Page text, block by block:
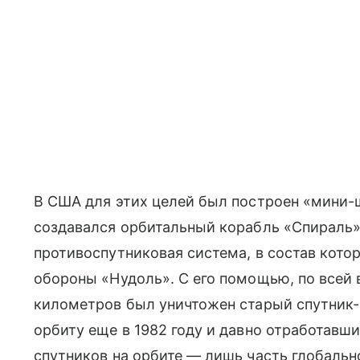
В США для этих целей был построен «мини-
создавался орбитальный корабль
противоспутниковая система, в состав
обороны «Нудоль». С его помощью, по всей
километров был уничтожен старый
орбиту еще в 1982 году и давно
спутников на орбите — лишь часть